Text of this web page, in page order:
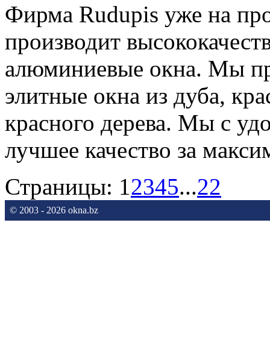
Фирма Rudupis уже на
производит
алюминиевые окна. Мы
элитные окна из дуба,
красного дерева. Мы с
лучшее качество за
Страницы: 1 2345...22
© 2003 - 2026 okna.bz